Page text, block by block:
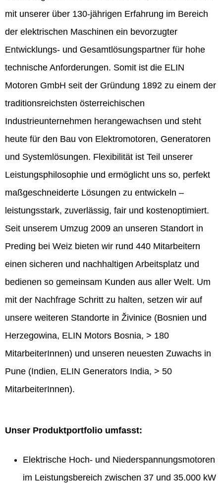
mit unserer über 130-jährigen Erfahrung im Bereich
der elektrischen Maschinen ein bevorzugter
Entwicklungs- und Gesamtlösungspartner für hohe
technische Anforderungen. Somit ist die ELIN
Motoren GmbH seit der Gründung 1892 zu einem der
traditionsreichsten österreichischen
Industrieunternehmen herangewachsen und steht
heute für den Bau von Elektromotoren, Generatoren
und Systemlösungen. Flexibilität ist Teil unserer
Leistungsphilosophie und ermöglicht uns so, perfekt
maßgeschneiderte Lösungen zu entwickeln –
leistungsstark, zuverlässig, fair und kostenoptimiert.
Seit unserem Umzug 2009 an unseren Standort in
Preding bei Weiz bieten wir rund 440 Mitarbeitern
einen sicheren und nachhaltigen Arbeitsplatz und
bedienen so gemeinsam Kunden aus aller Welt. Um
mit der Nachfrage Schritt zu halten, setzen wir auf
unsere weiteren Standorte in Živinice (Bosnien und
Herzegowina, ELIN Motors Bosnia, > 180
MitarbeiterInnen) und unseren neuesten Zuwachs in
Pune (Indien, ELIN Generators India, > 50
MitarbeiterInnen).
Unser Produktportfolio umfasst:
Elektrische Hoch- und Niederspannungsmotoren
im Leistungsbereich zwischen 37 und 35.000 kW